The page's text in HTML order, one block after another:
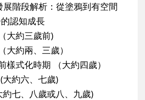
展階段解析：從塗鴉到有空間
認知成長
大約三歲前)
大約兩、三歲）
樣式化時期 （大約四歲）
大約六、七歲)
約七、八歲或八、九歲)